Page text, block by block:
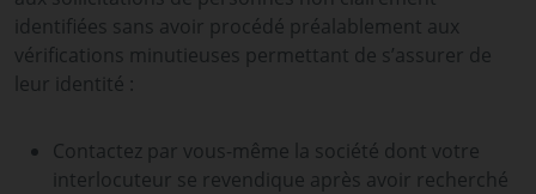
identifiées sans avoir procédé préalablement aux
vérifications minutieuses permettant de s’assurer de
leur identité :
Contactez par vous-même la société dont votre
interlocuteur se revendique après avoir recherché